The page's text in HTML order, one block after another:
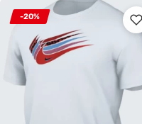
-20%